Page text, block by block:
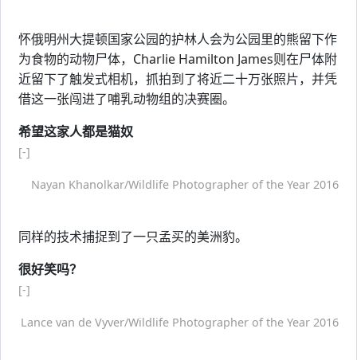
怀俄明州大提顿国家公园的护林人会为公园里的熊留下作
为食物的动物尸体，Charlie Hamilton James则在尸体附
近留下了触发式相机，抓拍到了将近二十万张照片，并凭
借这一张闯进了哺乳动物组的决赛圈。
希望这家人都是猫奴
[-]
Nayan Khanolkar/Wildlife Photographer of the Year 2016
同样的技术捕捉到了一只孟买的美洲豹。
很好笑吗？
[-]
Lance van de Vyver/Wildlife Photographer of the Year 2016